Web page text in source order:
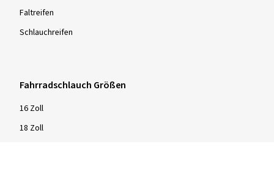
Faltreifen
Schlauchreifen
Fahrradschlauch Größen
16 Zoll
18 Zoll